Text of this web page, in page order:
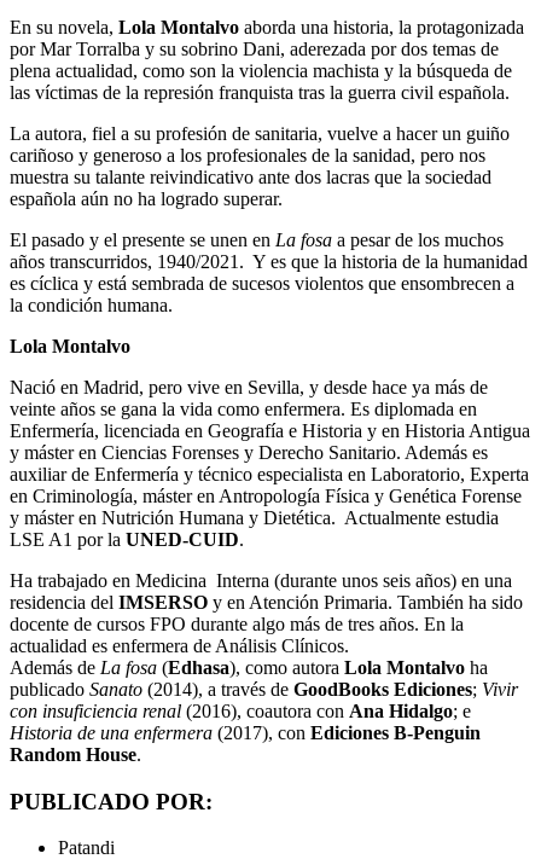
En su novela, Lola Montalvo aborda una historia, la protagonizada
por Mar Torralba y su sobrino Dani, aderezada por dos temas de
plena actualidad, como son la violencia machista y la búsqueda de
las víctimas de la represión franquista tras la guerra civil española.
La autora, fiel a su profesión de sanitaria, vuelve a hacer un guiño
cariñoso y generoso a los profesionales de la sanidad, pero nos
muestra su talante reivindicativo ante dos lacras que la sociedad
española aún no ha logrado superar.
El pasado y el presente se unen en La fosa a pesar de los muchos
años transcurridos, 1940/2021. Y es que la historia de la humanidad
es cíclica y está sembrada de sucesos violentos que ensombrecen a
la condición humana.
Lola Montalvo
Nació en Madrid, pero vive en Sevilla, y desde hace ya más de
veinte años se gana la vida como enfermera. Es diplomada en
Enfermería, licenciada en Geografía e Historia y en Historia Antigua
y máster en Ciencias Forenses y Derecho Sanitario. Además es
auxiliar de Enfermería y técnico especialista en Laboratorio, Experta
en Criminología, máster en Antropología Física y Genética Forense
y máster en Nutrición Humana y Dietética. Actualmente estudia
LSE A1 por la UNED-CUID.
Ha trabajado en Medicina Interna (durante unos seis años) en una
residencia del IMSERSO y en Atención Primaria. También ha sido
docente de cursos FPO durante algo más de tres años. En la
actualidad es enfermera de Análisis Clínicos.
Además de La fosa (Edhasa), como autora Lola Montalvo ha
publicado Sanato (2014), a través de GoodBooks Ediciones; Vivir
con insuficiencia renal (2016), coautora con Ana Hidalgo; e
Historia de una enfermera (2017), con Ediciones B-Penguin
Random House.
PUBLICADO POR:
Patandi